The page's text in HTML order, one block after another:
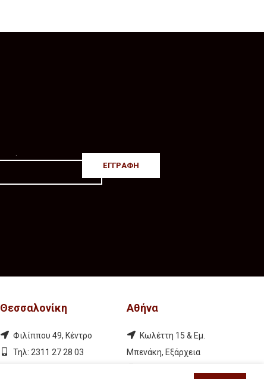
Θεσσαλονίκη
Φιλίππου 49, Κέντρο
Τηλ: 2311 27 28 03
Αθήνα
Κωλέττη 15 & Εμ.
Μπενάκη, Εξάρχεια